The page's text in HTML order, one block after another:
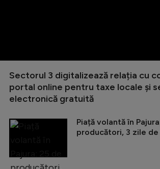
Sectorul 3 digitalizează relația cu
portal online pentru taxe locale și
electronică gratuită
Piață volantă în
producători, 3 zile